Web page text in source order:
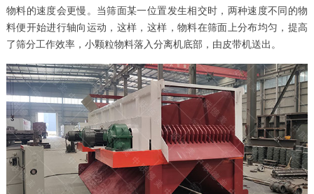
物料的速度会更慢。当筛面某一位置发生相交时，两种速度不同的物
料便开始进行轴向运动，这样，这样，物料在筛面上分布均匀，提高
了筛分工作效率，小颗粒物料落入分离机底部，由皮带机送出。